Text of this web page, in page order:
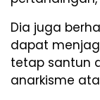
Dia juga
dapat
tetap santun
anarkisme